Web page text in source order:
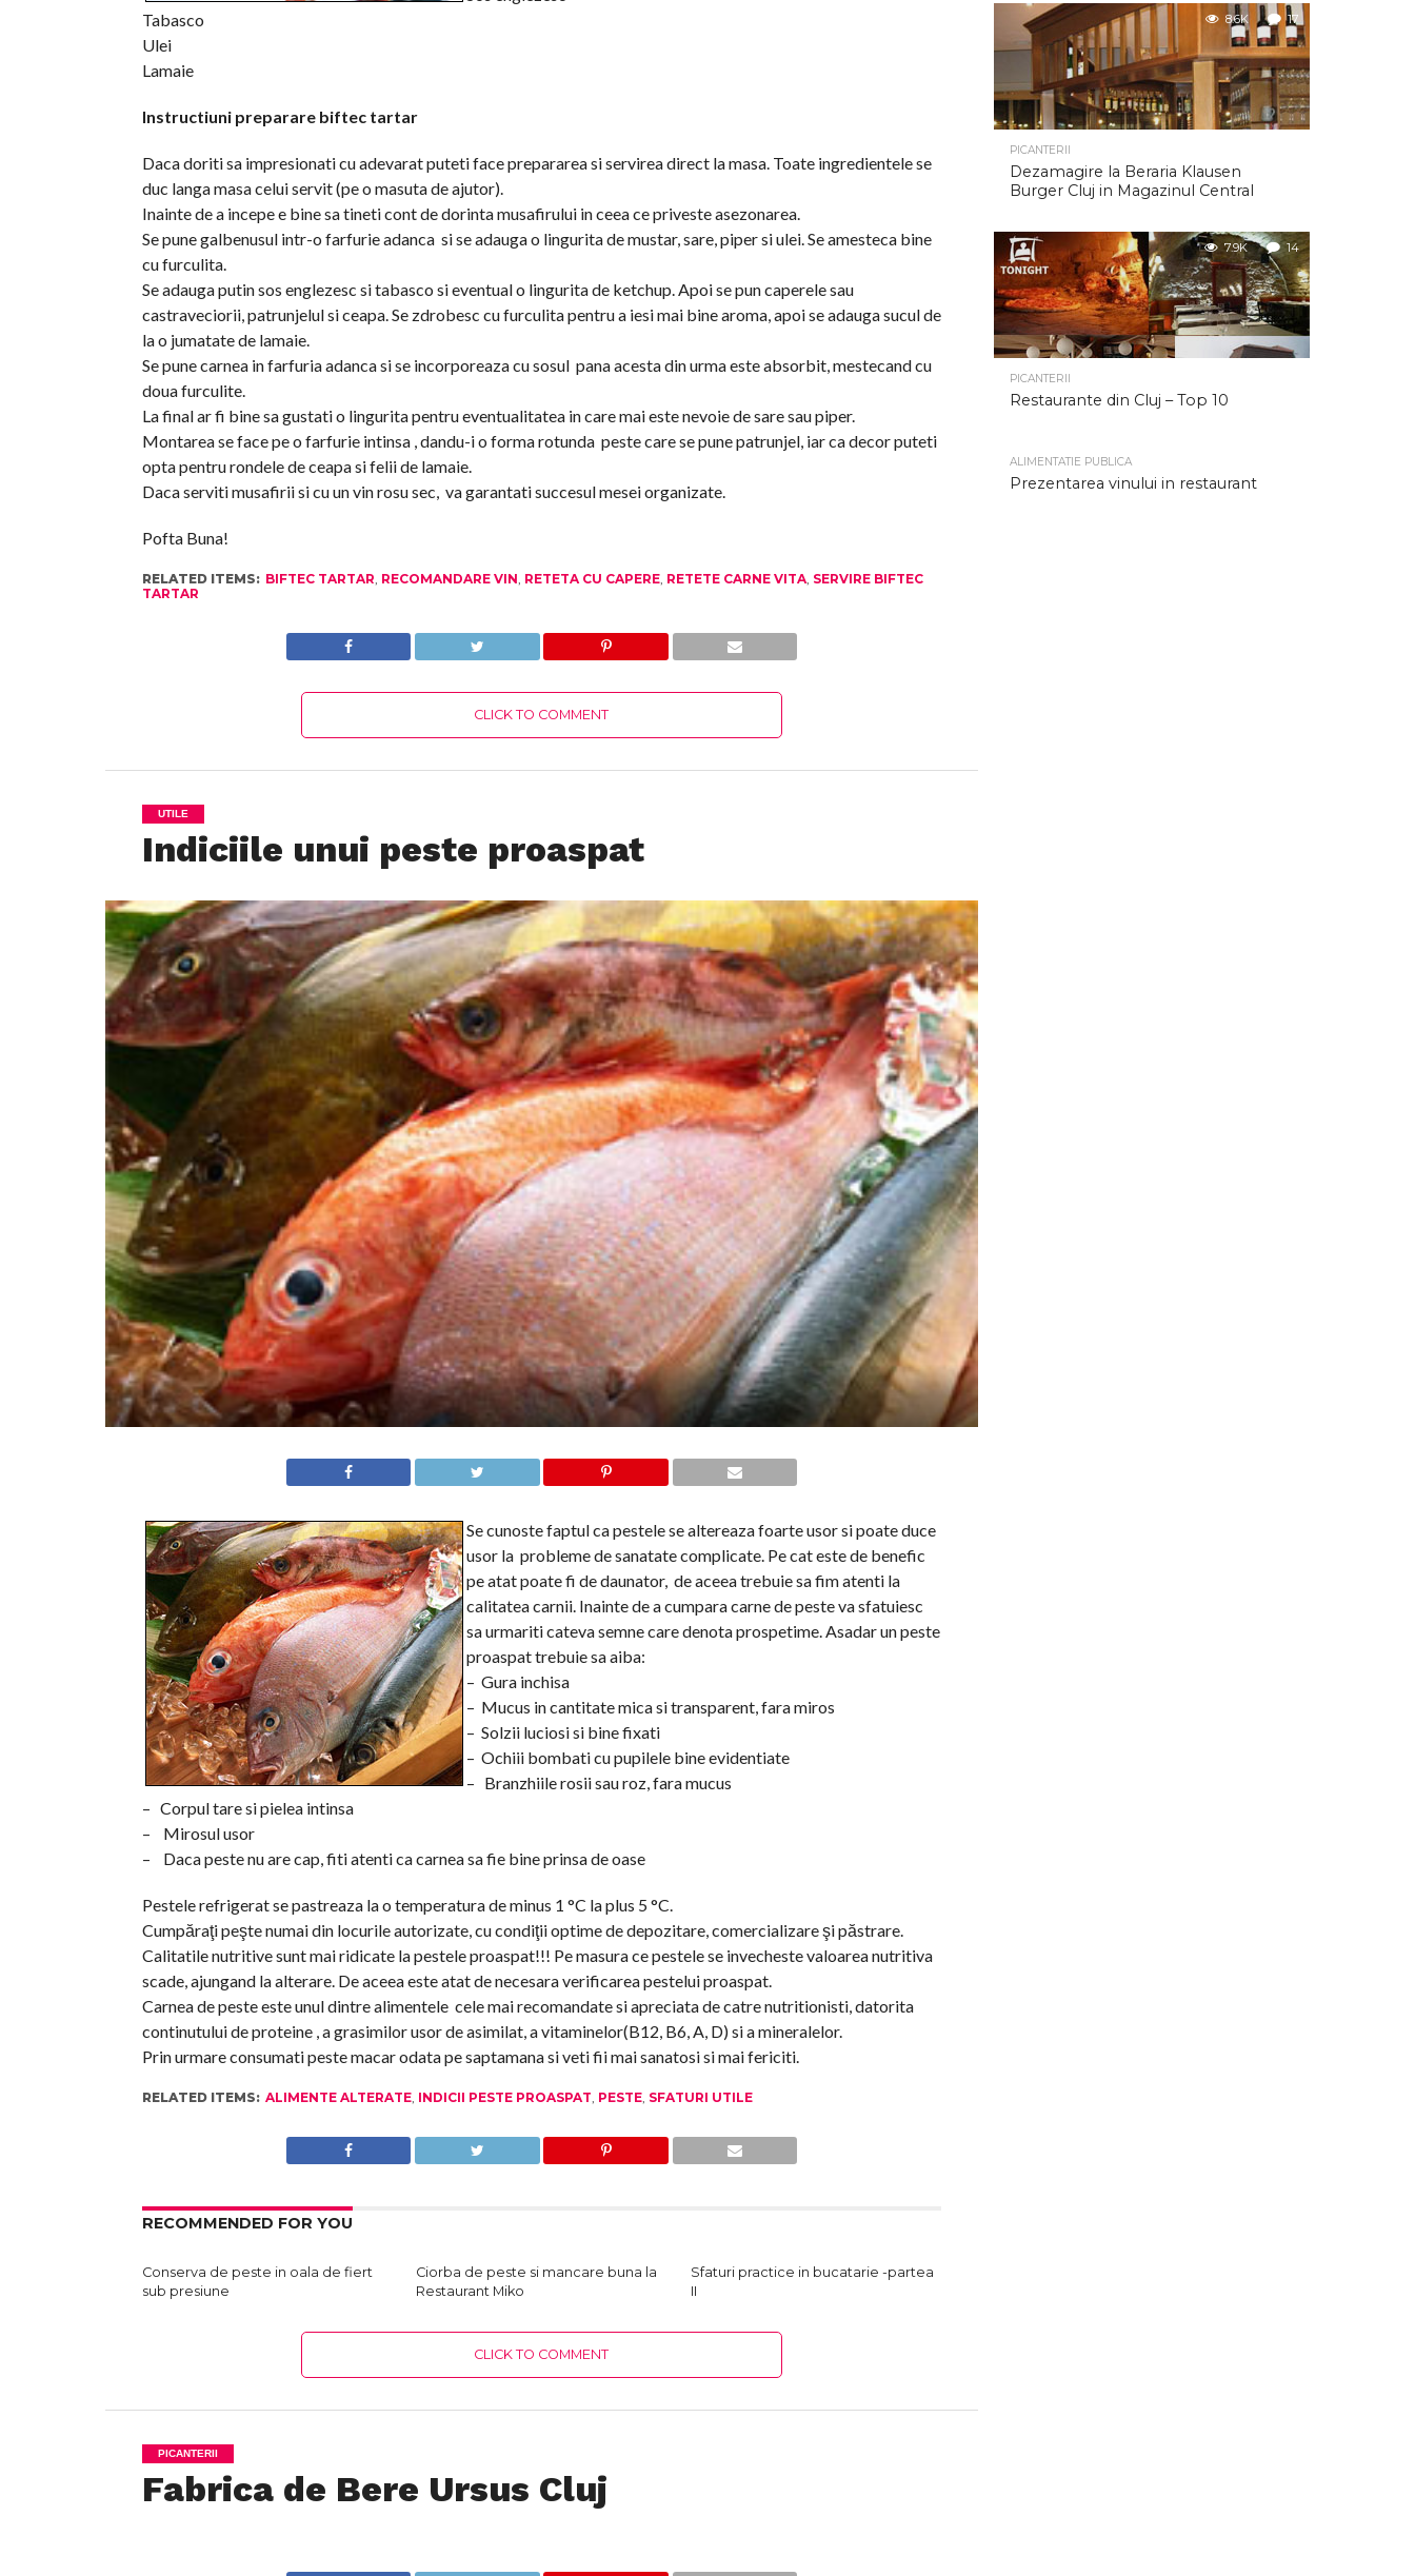
Tabasco
Ulei
Lamaie
Instructiuni preparare biftec tartar
Daca doriti sa impresionati cu adevarat puteti face prepararea si servirea direct la masa. Toate ingredientele se
duc langa masa celui servit (pe o masuta de ajutor).
Inainte de a incepe e bine sa tineti cont de dorinta musafirului in ceea ce priveste asezonarea.
Se pune galbenusul intr-o farfurie adanca si se adauga o lingurita de mustar, sare, piper si ulei. Se amesteca bine
cu furculita.
Se adauga putin sos englezesc si tabasco si eventual o lingurita de ketchup. Apoi se pun caperele sau
castraveciorii, patrunjelul si ceapa. Se zdrobesc cu furculita pentru a iesi mai bine aroma, apoi se adauga sucul de
la o jumatate de lamaie.
Se pune carnea in farfuria adanca si se incorporeaza cu sosul pana acesta din urma este absorbit, mestecand cu
doua furculite.
La final ar fi bine sa gustati o lingurita pentru eventualitatea in care mai este nevoie de sare sau piper.
Montarea se face pe o farfurie intinsa , dandu-i o forma rotunda peste care se pune patrunjel, iar ca decor puteti
opta pentru rondele de ceapa si felii de lamaie.
Daca serviti musafirii si cu un vin rosu sec, va garantati succesul mesei organizate.
Pofta Buna!
RELATED ITEMS: BIFTEC TARTAR, RECOMANDARE VIN, RETETA CU CAPERE, RETETE CARNE VITA, SERVIRE BIFTEC
TARTAR
CLICK TO COMMENT
UTILE
Indiciile unui peste proaspat
Se cunoste faptul ca pestele se altereaza foarte usor si poate duce
usor la probleme de sanatate complicate. Pe cat este de benefic
pe atat poate fi de daunator, de aceea trebuie sa fim atenti la
calitatea carnii. Inainte de a cumpara carne de peste va sfatuiesc
sa urmariti cateva semne care denota prospetime. Asadar un peste
proaspat trebuie sa aiba:
– Gura inchisa
– Mucus in cantitate mica si transparent, fara miros
– Solzii luciosi si bine fixati
– Ochiii bombati cu pupilele bine evidentiate
– Branzhiile rosii sau roz, fara mucus
– Corpul tare si pielea intinsa
– Mirosul usor
– Daca peste nu are cap, fiti atenti ca carnea sa fie bine prinsa de oase
Pestele refrigerat se pastreaza la o temperatura de minus 1 °C la plus 5 °C.
Cumpăraţi peşte numai din locurile autorizate, cu condiţii optime de depozitare, comercializare şi păstrare.
Calitatile nutritive sunt mai ridicate la pestele proaspat!!! Pe masura ce pestele se invecheste valoarea nutritiva
scade, ajungand la alterare. De aceea este atat de necesara verificarea pestelui proaspat.
Carnea de peste este unul dintre alimentele cele mai recomandate si apreciata de catre nutritionisti, datorita
continutului de proteine , a grasimilor usor de asimilat, a vitaminelor(B12, B6, A, D) si a mineralelor.
Prin urmare consumati peste macar odata pe saptamana si veti fii mai sanatosi si mai fericiti.
RELATED ITEMS: ALIMENTE ALTERATE, INDICII PESTE PROASPAT, PESTE, SFATURI UTILE
RECOMMENDED FOR YOU
Conserva de peste in oala de fiert
sub presiune
Ciorba de peste si mancare buna la
Restaurant Miko
Sfaturi practice in bucatarie -partea
II
CLICK TO COMMENT
PICANTERII
Fabrica de Bere Ursus Cluj
8.6K 17
PICANTERII
Dezamagire la Beraria Klausen
Burger Cluj in Magazinul Central
7.9K 14
PICANTERII
Restaurante din Cluj – Top 10
ALIMENTATIE PUBLICA
Prezentarea vinului in restaurant